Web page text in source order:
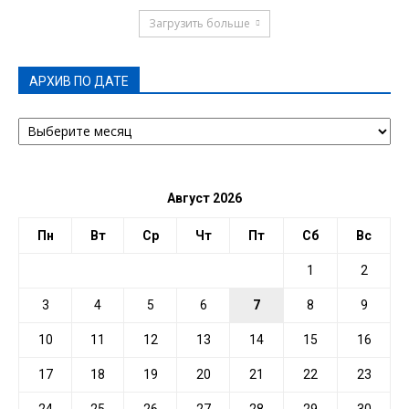
Загрузить больше
АРХИВ ПО ДАТЕ
АРХИВ
ПО
Август 2026
Пн Вт Ср Чт Пт Сб Вс
1 2
3 4 5 6 7 8 9
10 11 12 13 14 15 16
17 18 19 20 21 22 23